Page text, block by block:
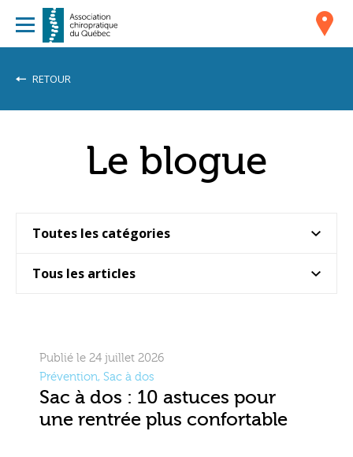
RETOUR
Le blogue
Publié le 24 juillet 2026
Prévention, Sac à dos
Sac à dos : 10 astuces pour
une rentrée plus confortable